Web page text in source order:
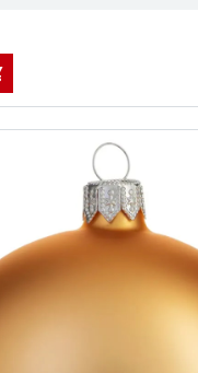
КОРЗИНУ